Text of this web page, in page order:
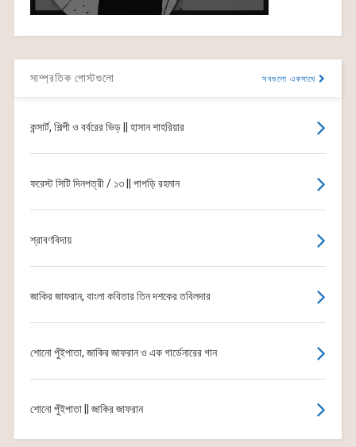
সাম্প্রতিক পোস্টগুলো সবগুলো একসাথে
কন্সার্ট, শিল্পী ও বর্বরের ভিড় || হাসান শাহরিয়ার
ফরেস্ট সিটি দিনপত্রী / ১৩ || পাপড়ি রহমান
শ্রাবণবিদায়
জাকির জাফরান, বাংলা কবিতার তিন দশকের তবিলদার
শোনো পুঁইপাতা, জাকির জাফরান ও এক গার্ডেনারের গান
শোনো পুঁইপাতা || জাকির জাফরান